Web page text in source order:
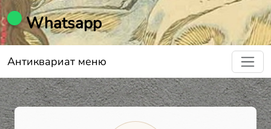
Whatsapp
Антиквариат меню